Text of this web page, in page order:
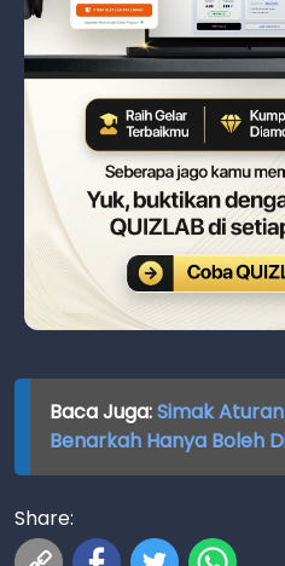
Baca Juga:Simak
Benarkah Hanya Boleh
Share: